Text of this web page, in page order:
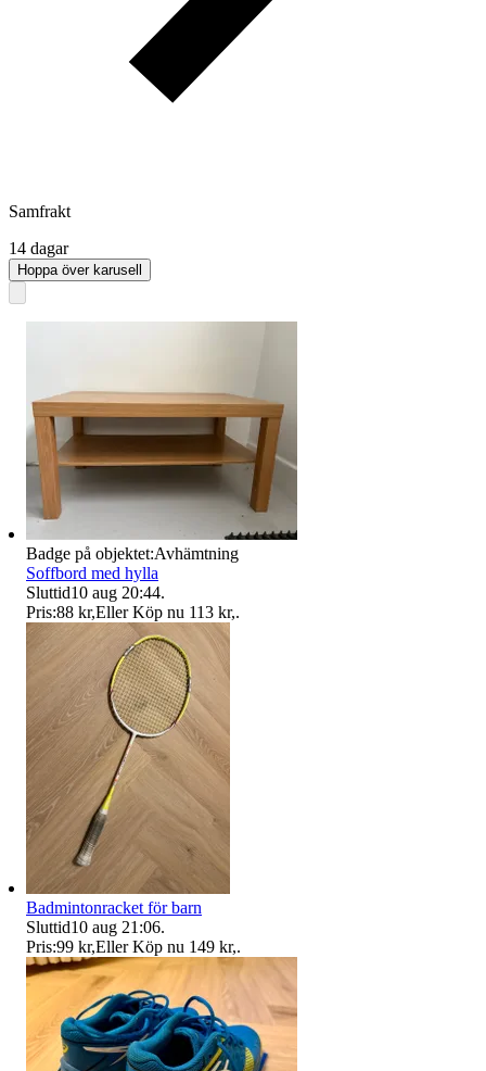
Samfrakt
14 dagar
Hoppa över karusell
Badge på objektet:Avhämtning
Soffbord med hylla
Sluttid10 aug 20:44.
Pris:88 kr,Eller Köp nu 113 kr,.
Badmintonracket för barn
Sluttid10 aug 21:06.
Pris:99 kr,Eller Köp nu 149 kr,.